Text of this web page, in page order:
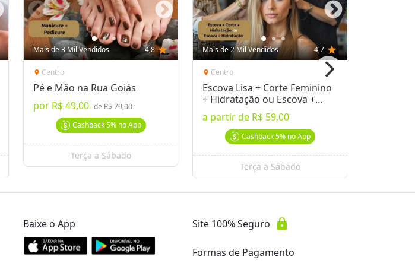
Mais de 3 Mil Vendidos 4,8 star
location_on Centro
Pé e Mão na Rua Goiás
por R$ 49,00 deR$ 79,00
Cashback5%no App
Terça a Sábado
Mais de 2 Mil Vendidos 4,7 star
location_on Centro
Escova Lisa + Corte Feminino
+ Hidratação ou Escova +
Hidratação
a partir de R$ 59,00
Cashback5%no App
Terça a Sábado
Baixe o App Site 100% Seguro lock
Formas de Pagamento